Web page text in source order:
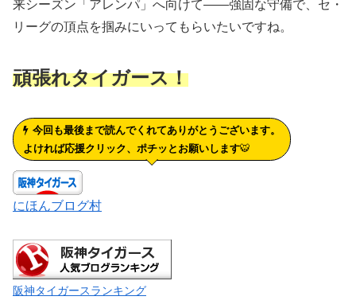
来シーズン「アレンパ」へ向けて――強固な守備で、セ・
リーグの頂点を掴みにいってもらいたいですね。
頑張れタイガース！
今回も最後まで読んでくれてありがとうございます。
よければ応援クリック、ポチッとお願いします🐯
にほんブログ村
阪神タイガースランキング